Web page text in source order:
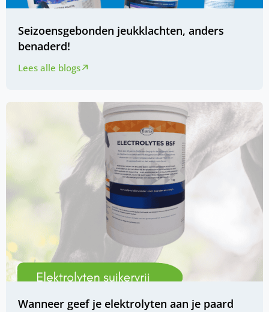
Seizoensgebonden jeukklachten, anders
benaderd!
Lees alle blogs
Wanneer geef je elektrolyten aan je paard